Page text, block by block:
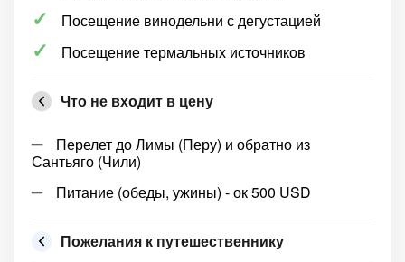
Посещение винодельни с дегустацией
Посещение термальных источников
Что не входит в цену
Перелет до Лимы (Перу) и обратно из
Сантьяго (Чили)
Питание (обеды, ужины) - ок 500 USD
Пожелания к путешественнику